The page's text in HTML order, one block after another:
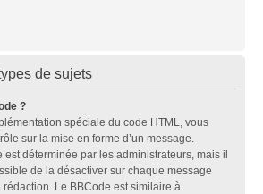
de sujets
?
spéciale du code HTML, vous
sur la mise en forme d’un message.
est déterminée par les administrateurs, mais il
de la désactiver sur chaque message
Le BBCode est similaire à